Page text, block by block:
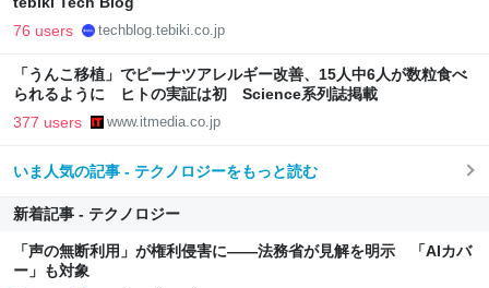
76 users techblog.tebiki.co.jp
「うんこ移植」でピーナツアレルギー改善、15人中6人が数粒食べ
られるように ヒトの実証は初 Science系列誌掲載
377 users www.itmedia.co.jp
いま人気の記事 - テクノロジーをもっと読む
新着記事 - テクノロジー
「声の無断利用」が権利侵害に――法務省が見解を明示 「AIカバ
ー」も対象